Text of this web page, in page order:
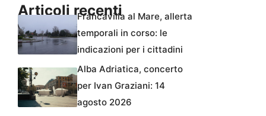
Articoli recentiFrancavilla al Mare, allerta
temporali in corso: le
indicazioni per i cittadini
Alba Adriatica, concerto
per Ivan Graziani: 14
agosto 2026